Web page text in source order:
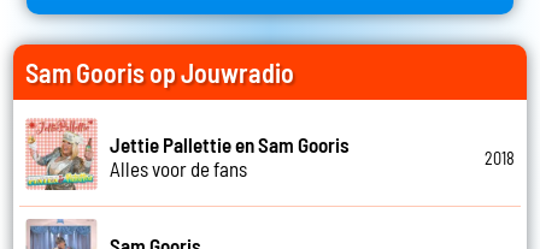
Sam Gooris op Jouwradio
Jettie Pallettie en Sam Gooris
Alles voor de fans
2018